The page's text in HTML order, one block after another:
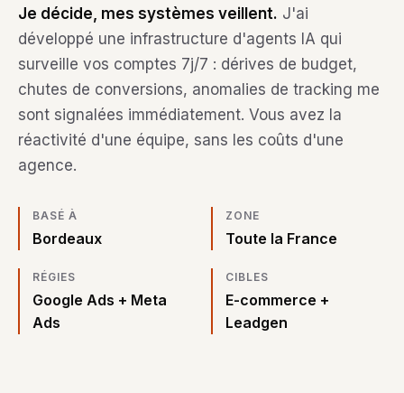
Je décide, mes systèmes veillent. J'ai
développé une infrastructure d'agents IA qui
surveille vos comptes 7j/7 : dérives de budget,
chutes de conversions, anomalies de tracking me
sont signalées immédiatement. Vous avez la
réactivité d'une équipe, sans les coûts d'une
agence.
BASÉ À
Bordeaux
ZONE
Toute la France
RÉGIES
Google Ads + Meta
Ads
CIBLES
E-commerce +
Leadgen